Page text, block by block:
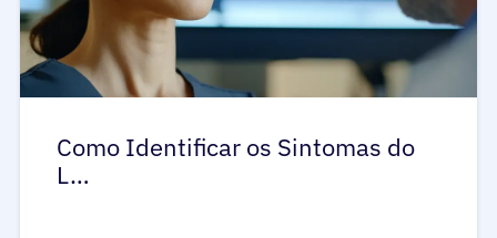
Como Identificar os Sintomas do
L…